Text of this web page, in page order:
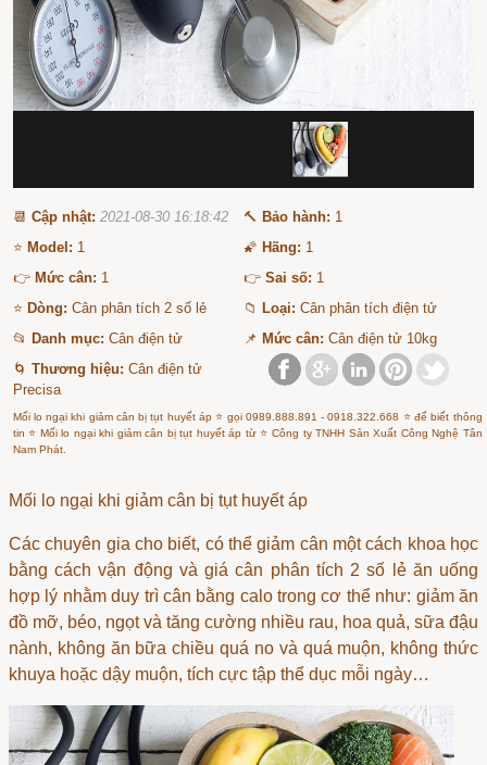
📆Cập nhật: 2021-08-30 16:18:42 🔨 Bảo hành: 1
⭐ Model: 1 🌠 Hãng: 1
👉 Mức cân: 1 👉Sai số: 1
⭐ Dòng: Cân phân tích 2 số lẻ 📁 Loại: Cân phân tích điện tử
📂 Danh mục: Cân điện tử 📌 Mức cân: Cân điện tử 10kg
🌀Thương hiệu: Cân điện tử
Precisa
Mối lo ngại khi giảm cân bị tụt huyết áp ⭐ gọi 0989.888.891 - 0918.322.668 ⭐ để biết thông
tin ⭐ Mối lo ngại khi giảm cân bị tụt huyết áp từ ⭐ Công ty TNHH Sản Xuất Công Nghệ Tân
Nam Phát.
Mối lo ngại khi giảm cân bị tụt huyết áp
Các chuyên gia cho biết, có thể giảm cân một cách khoa học
bằng cách vận động vàgiá cân phân tích 2 số lẻăn uống
hợp lý nhằm duy trì cân bằng calo trong cơ thể như: giảm ăn
đồ mỡ, béo, ngọt và tăng cường nhiều rau, hoa quả, sữa đậu
nành, không ăn bữa chiều quá no và quá muộn, không thức
khuya hoặc dậy muộn, tích cực tập thể dục mỗi ngày…